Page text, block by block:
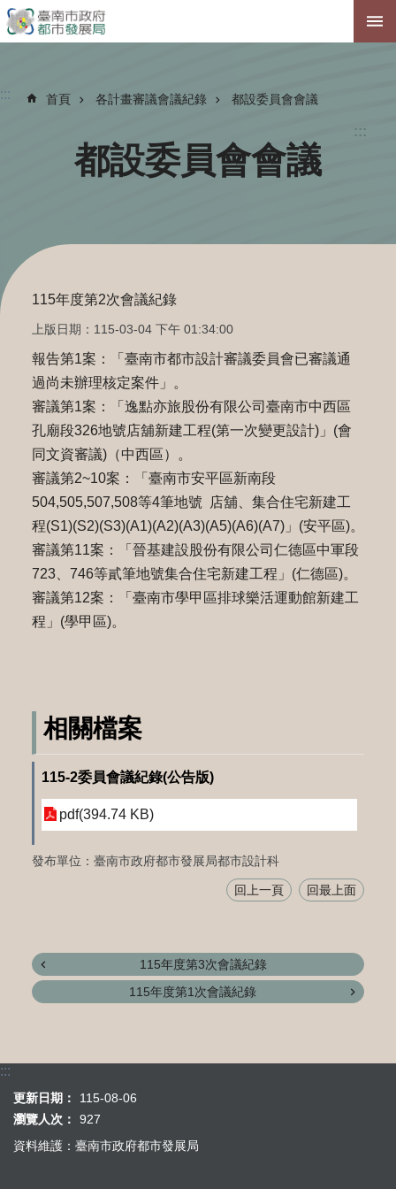
跳到主要內容區塊
:::
::: 首頁 各計畫審議會議紀錄 都設委員會會議
都設委員會會議
115年度第2次會議紀錄
上版日期：115-03-04 下午 01:34:00
報告第1案：「臺南市都市設計審議委員會已審議通
過尚未辦理核定案件」。
審議第1案：「逸點亦旅股份有限公司臺南市中西區
孔廟段326地號店舖新建工程(第一次變更設計)」(會
同文資審議)（中西區）。
審議第2~10案：「臺南市安平區新南段
504,505,507,508等4筆地號 店舖、集合住宅新建工
程(S1)(S2)(S3)(A1)(A2)(A3)(A5)(A6)(A7)」(安平區)。
審議第11案：「晉基建設股份有限公司仁德區中軍段
723、746等貳筆地號集合住宅新建工程」(仁德區)。
審議第12案：「臺南市學甲區排球樂活運動館新建工
程」(學甲區)。
相關檔案
115-2委員會議紀錄(公告版)
pdf(394.74 KB)
發布單位：臺南市政府都市發展局都市設計科
回上一頁 回最上面
115年度第3次會議紀錄
115年度第1次會議紀錄
:::
更新日期：
115-08-06
瀏覽人次：
927
資料維護：臺南市政府都市發展局